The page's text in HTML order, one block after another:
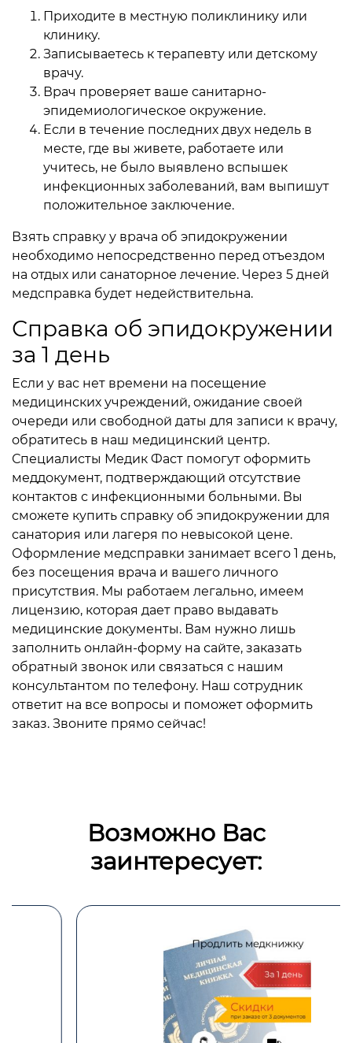
Приходите в местную поликлинику или
клинику.
Записываетесь к терапевту или детскому
врачу.
Врач проверяет ваше санитарно-
эпидемиологическое окружение.
Если в течение последних двух недель в
месте, где вы живете, работаете или
учитесь, не было выявлено вспышек
инфекционных заболеваний, вам выпишут
положительное заключение.
Взять справку у врача об эпидокружении
необходимо непосредственно перед отъездом
на отдых или санаторное лечение. Через 5 дней
медсправка будет недействительна.
Справка об эпидокружении
за 1 день
Если у вас нет времени на посещение
медицинских учреждений, ожидание своей
очереди или свободной даты для записи к врачу,
обратитесь в наш медицинский центр.
Специалисты Медик Фаст помогут оформить
меддокумент, подтверждающий отсутствие
контактов с инфекционными больными. Вы
сможете купить справку об эпидокружении для
санатория или лагеря по невысокой цене.
Оформление медсправки занимает всего 1 день,
без посещения врача и вашего личного
присутствия. Мы работаем легально, имеем
лицензию, которая дает право выдавать
медицинские документы. Вам нужно лишь
заполнить онлайн-форму на сайте, заказать
обратный звонок или связаться с нашим
консультантом по телефону. Наш сотрудник
ответит на все вопросы и поможет оформить
заказ. Звоните прямо сейчас!
Возможно Вас
заинтересует: